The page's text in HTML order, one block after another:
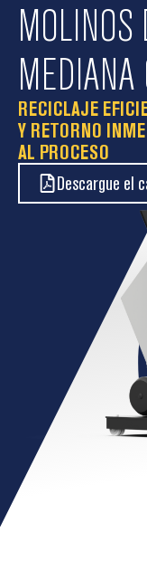
MOLINOS
RECICLAJE
Y RETORNO
AL PROCESO
Descargue el